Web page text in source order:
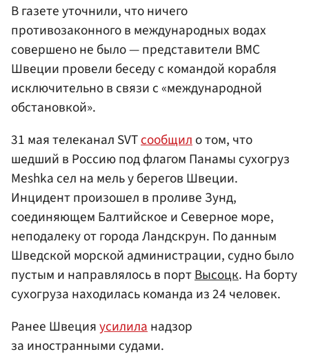
В газете уточнили, что ничего
противозаконного в международных водах
совершено не было — представители ВМС
Швеции провели беседу с командой корабля
исключительно в связи с «международной
обстановкой».
31 мая телеканал SVTсообщило том, что
шедший в Россию под флагом Панамы сухогруз
Meshka сел на мель у берегов Швеции.
Инцидент произошел в проливе Зунд,
соединяющем Балтийское и Северное море,
неподалеку от города Ландскрун. По данным
Шведской морской администрации, судно было
пустым и направлялось в портВысоцк. На борту
сухогруза находилась команда из 24 человек.
Ранее Швецияусилиланадзор
за иностранными судами.